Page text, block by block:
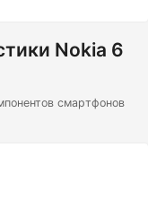
Nokia 6
смартфонов